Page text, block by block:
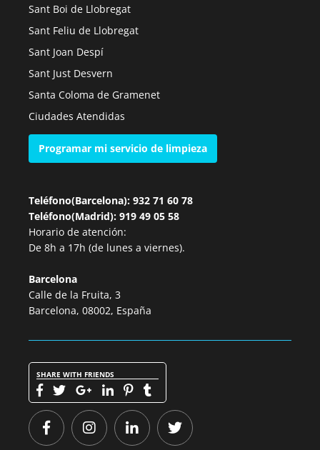
Sant Boi de Llobregat
Sant Feliu de Llobregat
Sant Joan Despí
Sant Just Desvern
Santa Coloma de Gramenet
Ciudades Atendidas
Programar mi servicio de limpieza
Teléfono(Barcelona): 932 71 60 78
Teléfono(Madrid): 919 49 05 58
Horario de atención:
De 8h a 17h (de lunes a viernes).
Barcelona
Calle de la Fruita, 3
Barcelona, 08002, España
SHARE WITH FRIENDS